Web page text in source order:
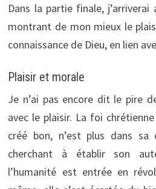
Dans la partie finale,
montrant de mon mieux le
connaissance de Dieu, en lien
Plaisir et morale
Je n’ai pas encore dit le pire
avec le plaisir. La foi
créé bon, n’est plus dans sa
cherchant à établir son
l’humanité est entrée en